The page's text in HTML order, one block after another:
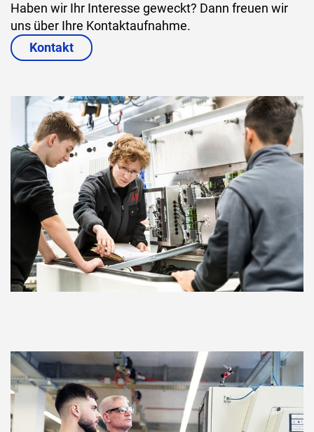
Haben wir Ihr Interesse geweckt? Dann freuen wir
uns über Ihre Kontaktaufnahme.
Kontakt